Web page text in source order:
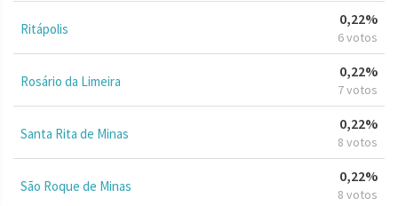
Ritápolis
0,22%
6 votos
Rosário da Limeira
0,22%
7 votos
Santa Rita de Minas
0,22%
8 votos
São Roque de Minas
0,22%
8 votos